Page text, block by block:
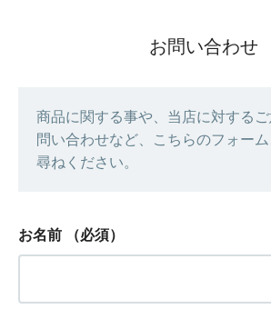
お問い合わせ
商品に関する事や、当店に対する
問い合わせなど、こちらのフォー
尋ねください。
お名前 （必須）